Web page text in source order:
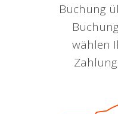
Buchung
wählen